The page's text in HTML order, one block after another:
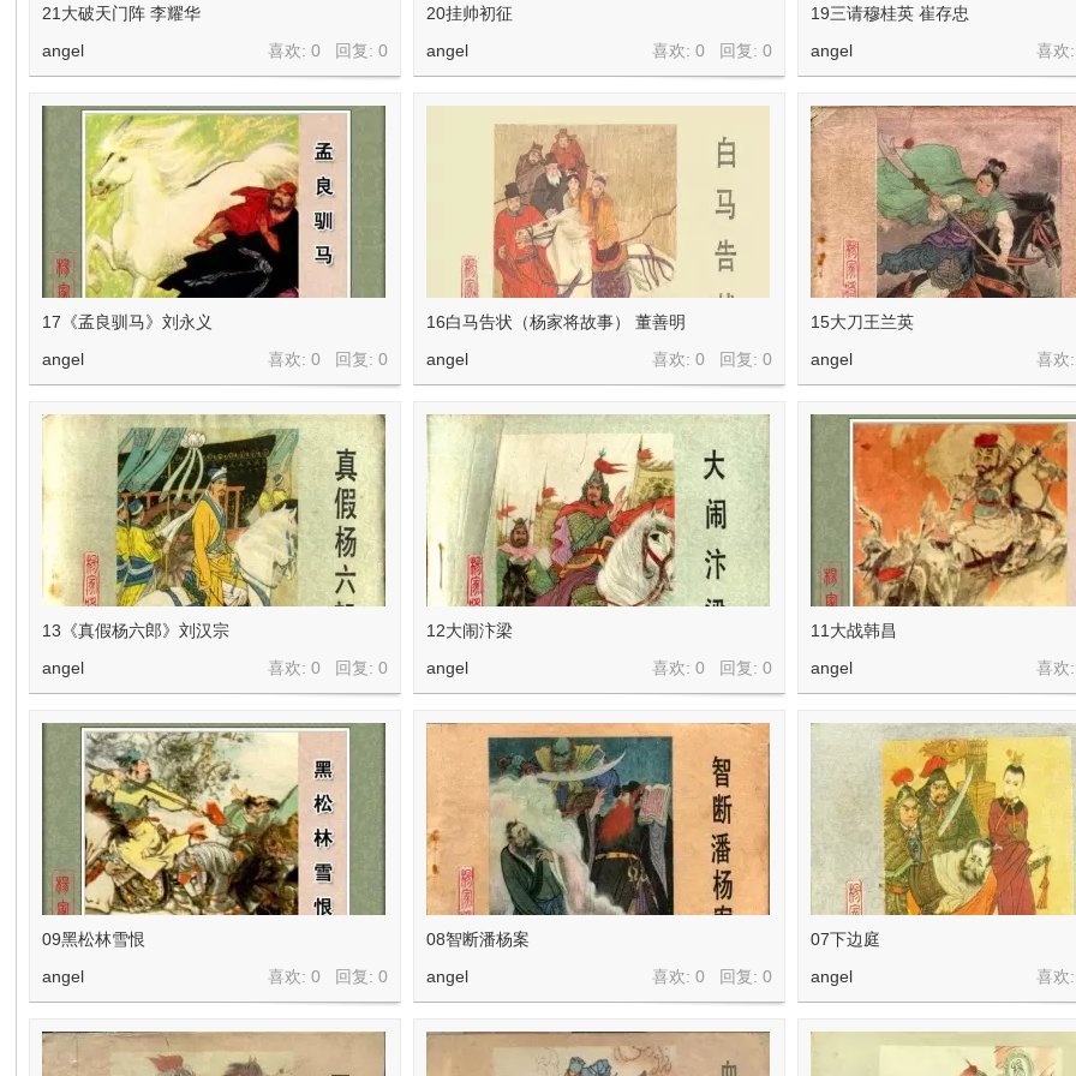
21大破天门阵 李耀华
喜欢: 0 回复:0
angel
20挂帅初征
喜欢: 0 回复:0
angel
19三请穆桂英 崔存忠
喜
angel
17《孟良驯马》刘永义
喜欢: 0 回复:0
angel
16白马告状（杨家将故事） 董善明
喜欢: 0 回复:0
angel
15大刀王兰英
喜
angel
13《真假杨六郎》刘汉宗
喜欢: 0 回复:0
angel
12大闹汴梁
喜欢: 0 回复:0
angel
11大战韩昌
喜
angel
09黑松林雪恨
喜欢: 0 回复:0
angel
08智断潘杨案
喜欢: 0 回复:0
angel
07下边庭
喜
angel